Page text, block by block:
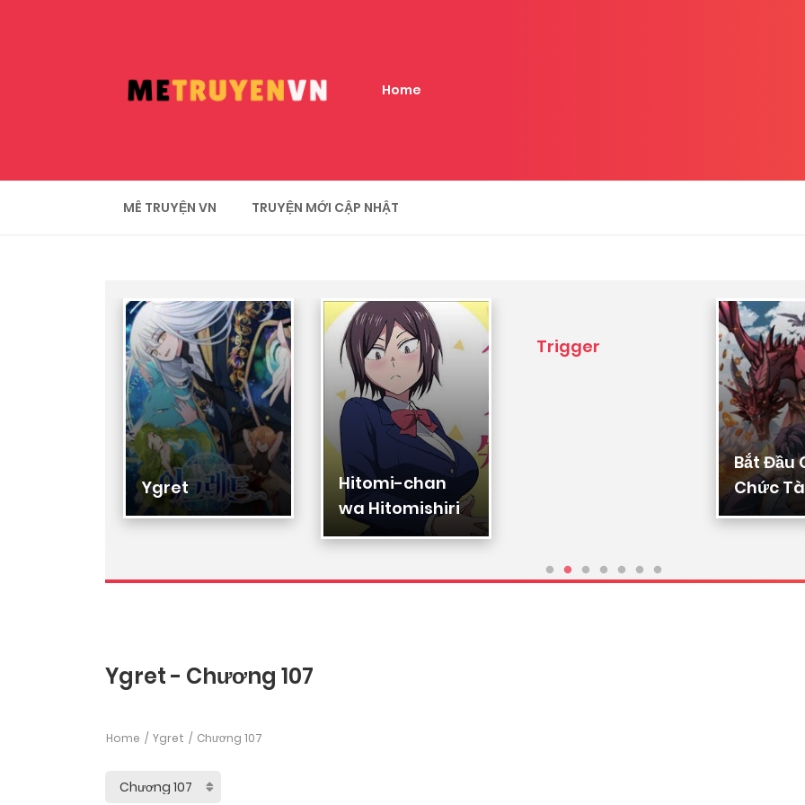
Home
MÊ TRUYỆN VN TRUYỆN MỚI CẬP NHẬT
Ygret
Hitomi-chan
wa Hitomishiri
Trigger
Bắt Đầu
Chức
Ta
Ygret - Chương 107
Home Ygret Chương 107